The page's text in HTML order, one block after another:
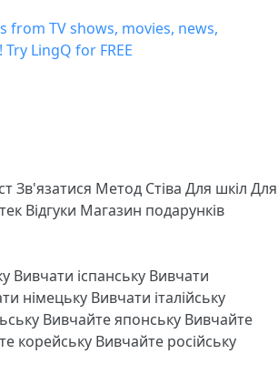
Зв'язатися Метод Стіва Для шкіл Для
Відгуки Магазин подарунків
Вивчати іспанську Вивчати
німецьку Вивчати італійську
Вивчайте японську Вивчайте
корейську Вивчайте російську